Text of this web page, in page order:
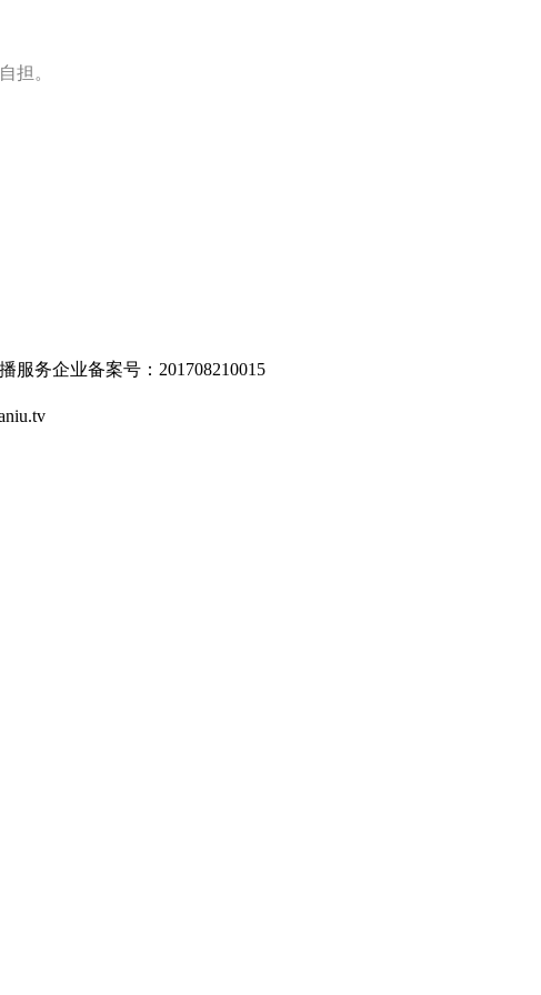
担。
服务企业备案号：201708210015